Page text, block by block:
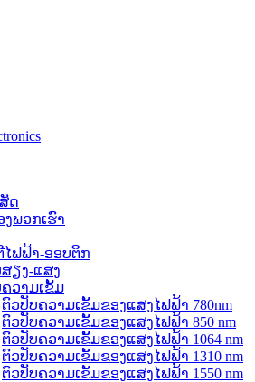
ດ
ງພວກເຮົາ
ໄຟຟ້າ-ອອບຕິກ
ຽງ-ແສງ
ວາມເຂັ້ມ
ຕົວປັບຄວາມເຂັ້ມຂອງແສງໄຟຟ້າ 780nm
ຕົວປັບຄວາມເຂັ້ມຂອງແສງໄຟຟ້າ 850 nm
ຕົວປັບຄວາມເຂັ້ມຂອງແສງໄຟຟ້າ 1064 nm
ຕົວປັບຄວາມເຂັ້ມຂອງແສງໄຟຟ້າ 1310 nm
ຕົວປັບຄວາມເຂັ້ມຂອງແສງໄຟຟ້າ 1550 nm